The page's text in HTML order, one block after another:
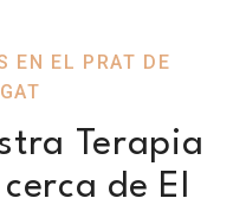
EN EL PRAT DE
Terapia
de El